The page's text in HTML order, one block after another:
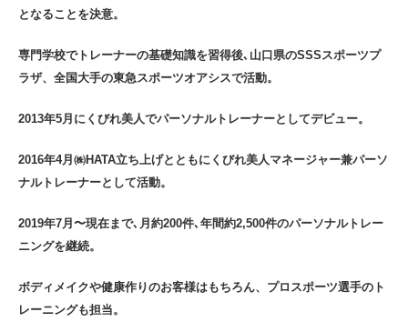
となることを決意。
専門学校でトレーナーの基礎知識を習得後､山口県のSSSスポーツプ
ラザ、全国大手の東急スポーツオアシスで活動。
2013年5月にくびれ美人でパーソナルトレーナーとしてデビュー。
2016年4月㈱HATA立ち上げとともにくびれ美人マネージャー兼パーソ
ナルトレーナーとして活動。
2019年7月〜現在まで､月約200件､年間約2,500件のパーソナルトレー
ニングを継続。
ボディメイクや健康作りのお客様はもちろん、プロスポーツ選手のト
レーニングも担当。